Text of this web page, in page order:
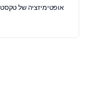
אופטימיזציה של טקסט SEO